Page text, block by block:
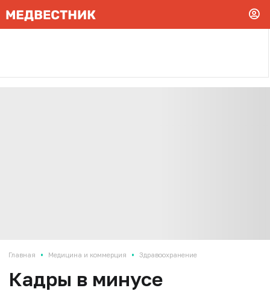
Главная • Медицина и коммерция • Здравоохранение
Кадры в минусе